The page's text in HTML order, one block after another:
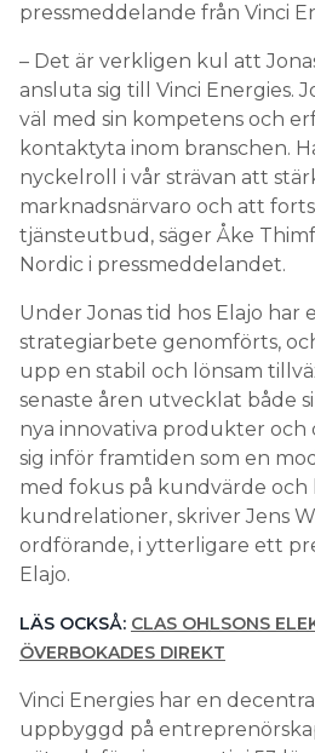
pressmeddelande från Vinci
– Det är verkligen kul att
ansluta sig till Vinci Energies.
väl med sin kompetens och
kontaktyta inom branschen.
nyckelroll i vår strävan att
marknadsnärvaro och att
tjänsteutbud, säger Åke
Nordic i pressmeddelandet.
Under Jonas tid hos Elajo
strategiarbete genomförts,
upp en stabil och lönsam
senaste åren utvecklat både
nya innovativa produkter och
sig inför framtiden som en
med fokus på kundvärde och
kundrelationer, skriver Jens
ordförande, i ytterligare ett
Elajo.
LÄS OCKSÅ: CLAS OHLSONS
ÖVERBOKADES DIREKT
Vinci Energies har en
uppbyggd på